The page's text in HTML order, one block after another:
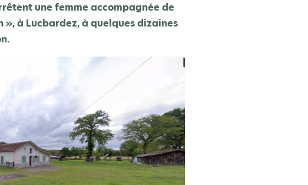
une femme accompagnée de
à Lucbardez, à quelques dizaines